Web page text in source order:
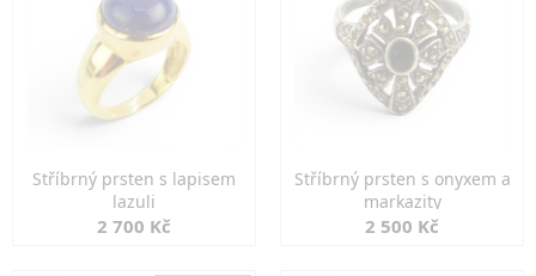
Stříbrný prsten s lapisem
lazuli
2 700 Kč
Stříbrný prsten s onyxem a
markazity
2 500 Kč